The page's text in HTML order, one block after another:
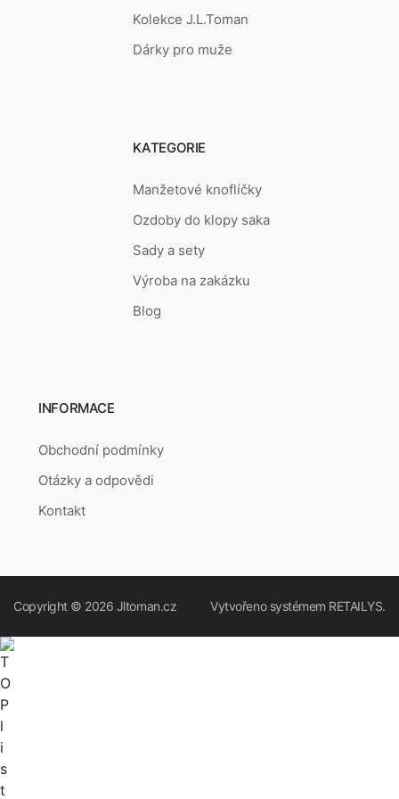
Kolekce J.L.Toman
Dárky pro muže
KATEGORIE
Manžetové knoflíčky
Ozdoby do klopy saka
Sady a sety
Výroba na zakázku
Blog
INFORMACE
Obchodní podmínky
Otázky a odpovědi
Kontakt
Copyright © 2026 Jltoman.cz Vytvořeno systémem RETAILYS.